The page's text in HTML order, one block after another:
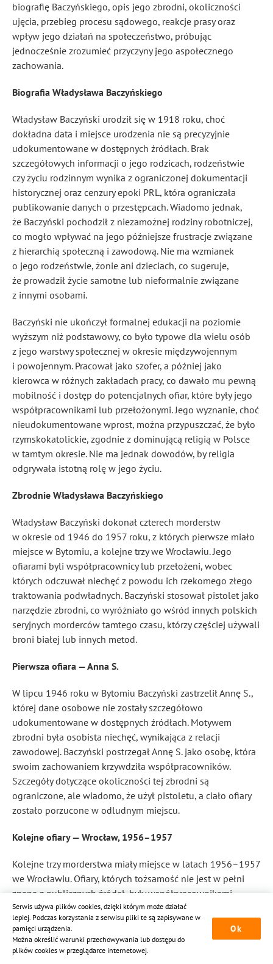
biografię Baczyńskiego, opis jego zbrodni, okoliczności
ujęcia, przebieg procesu sądowego, reakcje prasy oraz
wpływ jego działań na społeczeństwo, próbując
jednocześnie zrozumieć przyczyny jego aspołecznego
zachowania.
Biografia Władysława Baczyńskiego
Władysław Baczyński urodził się w 1918 roku, choć
dokładna data i miejsce urodzenia nie są precyzyjnie
udokumentowane w dostępnych źródłach. Brak
szczegółowych informacji o jego rodzicach, rodzeństwie
czy życiu rodzinnym wynika z ograniczonej dokumentacji
historycznej oraz cenzury epoki PRL, która ograniczała
publikowanie danych o przestępcach. Wiadomo jednak,
że Baczyński pochodził z niezamożnej rodziny robotniczej,
co mogło wpływać na jego późniejsze frustracje związane
z hierarchią społeczną i zawodową. Nie ma wzmianek
o jego rodzeństwie, żonie ani dzieciach, co sugeruje,
że prowadził życie samotne lub nieformalnie związane
z innymi osobami.
Baczyński nie ukończył formalnej edukacji na poziomie
wyższym niż podstawowy, co było typowe dla wielu osób
z jego warstwy społecznej w okresie międzywojennym
i powojennym. Pracował jako szofer, a później jako
kierowca w różnych zakładach pracy, co dawało mu pewną
mobilność i dostęp do potencjalnych ofiar, które były jego
współpracownikami lub przełożonymi. Jego wyznanie, choć
nieudokumentowane wprost, można przypuszczać, że było
rzymskokatolickie, zgodnie z dominującą religią w Polsce
w tamtym okresie. Nie ma jednak dowodów, by religia
odgrywała istotną rolę w jego życiu.
Zbrodnie Władysława Baczyńskiego
Władysław Baczyński dokonał czterech morderstw
w okresie od 1946 do 1957 roku, z których pierwsze miało
miejsce w Bytomiu, a kolejne trzy we Wrocławiu. Jego
ofiarami byli współpracownicy lub przełożeni, wobec
których odczuwał niechęć z powodu ich rzekomego złego
traktowania podwładnych. Baczyński stosował pistolet jako
narzędzie zbrodni, co wyróżniało go wśród innych polskich
seryjnych morderców tamtego czasu, którzy częściej używali
broni białej lub innych metod.
Pierwsza ofiara — Anna S.
W lipcu 1946 roku w Bytomiu Baczyński zastrzelił Annę S.,
której dane osobowe nie zostały szczegółowo
udokumentowane w dostępnych źródłach. Motywem
zbrodni była osobista niechęć, wynikająca z relacji
zawodowej. Baczyński postrzegał Annę S. jako osobę, która
swoim zachowaniem krzywdziła współpracowników.
Szczegóły dotyczące okoliczności tej zbrodni są
ograniczone, ale wiadomo, że użył pistoletu, a ciało ofiary
zostało porzucone w odludnym miejscu.
Kolejne ofiary — Wrocław, 1956–1957
Kolejne trzy morderstwa miały miejsce w latach 1956–1957
we Wrocławiu. Ofiary, których tożsamość nie jest w pełni
znana z publicznych źródeł, były współpracownikami
lub przełożonymi Baczyńskiego w zakładach pracy.
Wszystkie zginęły od strzałów z pistoletu. Baczyński
twierdził, że jego działania były motywowane niechęcią
do osób, które, jego zdaniem, znęcały się nad podwładnymi,
Serwis używa plików cookies, dzięki którym może działać
lepiej. Podczas korzystania z serwisu pliki te są zapisywane w
pamięci urządzenia.
Można określić warunki przechowywania lub dostępu do
plików cookies w przeglądarce internetowej.
Ok